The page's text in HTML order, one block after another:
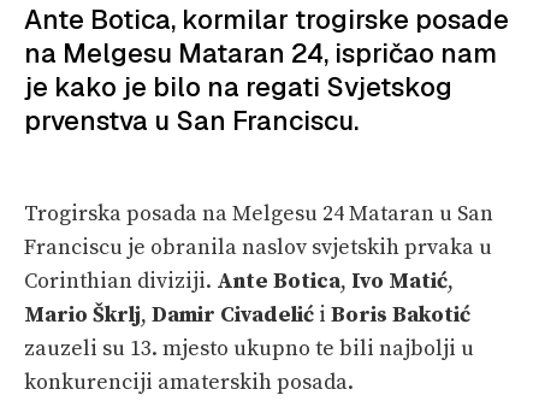
PLOVIDBA
SPIZA
VELIKE PRIČE
SHOP
Ante Botica, kormilar trogirske posade
na Melgesu Mataran 24, ispričao nam
je kako je bilo na regati Svjetskog
prvenstva u San Franciscu.
Trogirska posada na Melgesu 24 Mataran u San
Franciscu je obranila naslov svjetskih prvaka u
Corinthian diviziji. Ante Botica, Ivo Matić,
Mario Škrlj, Damir Civadelić i Boris Bakotić
zauzeli su 13. mjesto ukupno te bili najbolji u
konkurenciji amaterskih posada.